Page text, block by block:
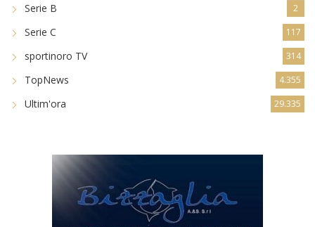
Serie B 2
Serie C 117
sportinoro TV 314
TopNews 4.355
Ultim'ora 29.335